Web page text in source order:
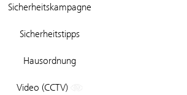
Sicherheitskampagne
Sicherheitstipps
Hausordnung
Video (CCTV)